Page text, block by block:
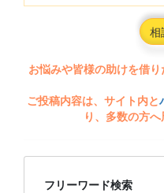
相
お悩みや皆様の助けを借
ご投稿内容は、サイト内と
り、多数の方へ
フリーワード検索